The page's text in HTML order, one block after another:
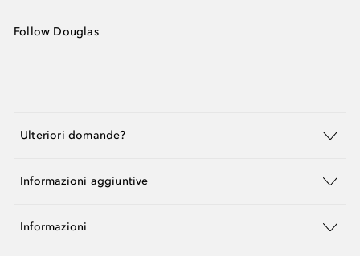
Follow Douglas
Ulteriori domande?
Informazioni aggiuntive
Informazioni